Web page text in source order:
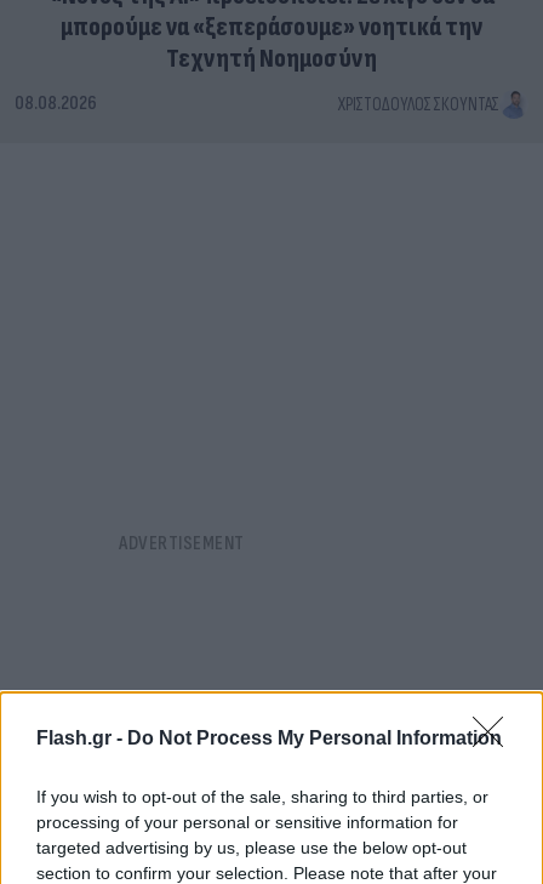
Flash.gr - Do Not Process My Personal Information
If you wish to opt-out of the sale, sharing to third parties, or
processing of your personal or sensitive information for
targeted advertising by us, please use the below opt-out
section to confirm your selection. Please note that after your
μπορούμε να «ξεπεράσουμε» νοητικά την
Τεχνητή Νοημοσύνη
08.08.2026 ΧΡΙΣΤΌΔΟΥΛΟΣ ΣΚΟΎΝΤΑΣ